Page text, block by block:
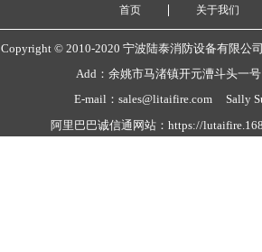
首页 关于我们
Copyright © 2010-2020 宁波陆泰消防设备有限
Add：余姚市马渚镇开元漕斗头一
E-mail：sales@litaifire.com Sally
阿里巴巴诚信通网站：https://